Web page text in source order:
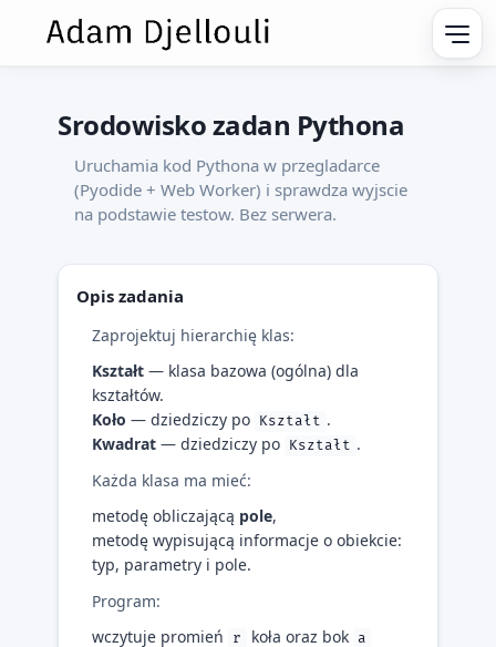
Srodowisko zadan Pythona
Uruchamia kod Pythona w przegladarce
(Pyodide + Web Worker) i sprawdza wyjscie
na podstawie testow. Bez serwera.
Opis zadania
Zaprojektuj hierarchię klas:
Kształt — klasa bazowa (ogólna) dla
kształtów.
Koło — dziedziczy po Kształt .
Kwadrat — dziedziczy po Kształt .
Każda klasa ma mieć:
metodę obliczającą pole,
metodę wypisującą informacje o obiekcie:
typ, parametry i pole.
Program:
wczytuje promień
r koła oraz bok a